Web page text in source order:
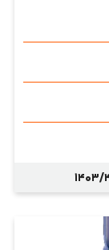
۴/۱۷